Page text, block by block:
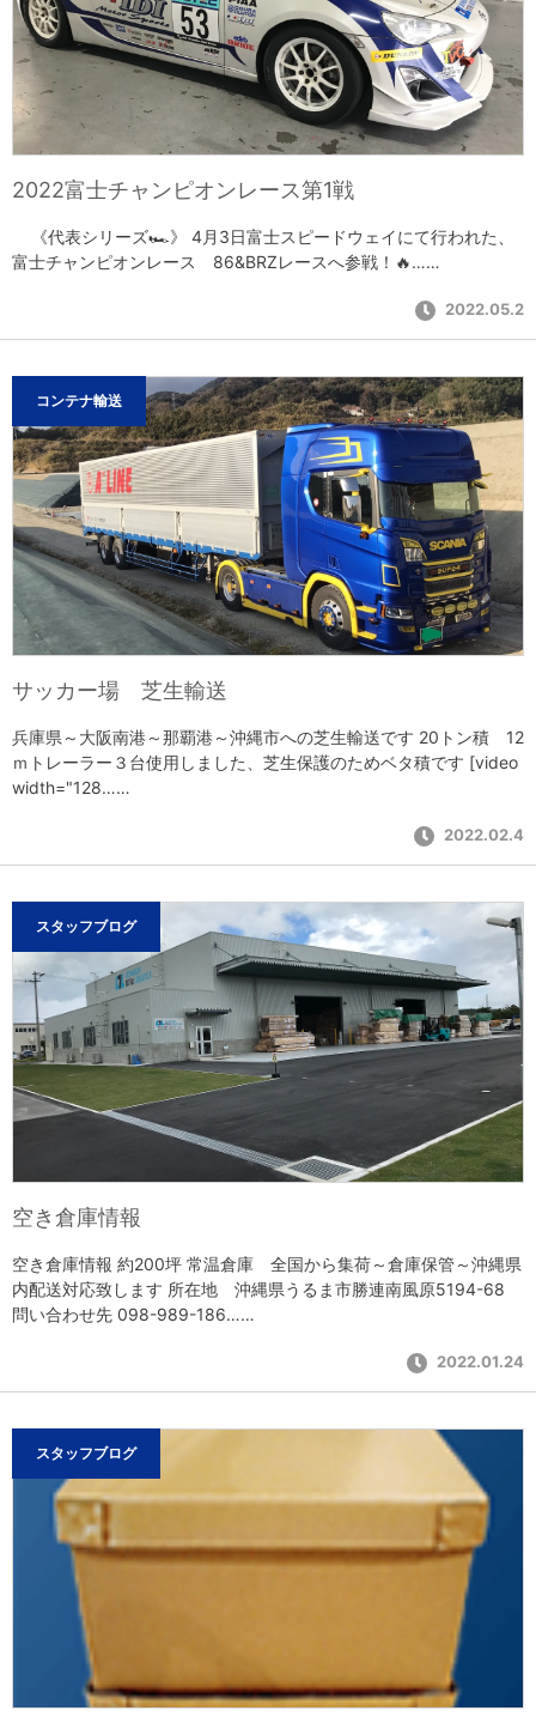
2022富士チャンピオンレース第1戦
《代表シリーズ🏎》 4月3日富士スピードウェイにて行われた、
富士チャンピオンレース 86&BRZレースへ参戦！🔥……
2022.05.2
コンテナ輸送
サッカー場 芝生輸送
兵庫県～大阪南港～那覇港～沖縄市への芝生輸送です 20トン積 12
ｍトレーラー３台使用しました、芝生保護のためベタ積です [video
width="128……
2022.02.4
スタッフブログ
空き倉庫情報
空き倉庫情報 約200坪 常温倉庫 全国から集荷～倉庫保管～沖縄県
内配送対応致します 所在地 沖縄県うるま市勝連南風原5194-68
問い合わせ先 098-989-186……
2022.01.24
スタッフブログ